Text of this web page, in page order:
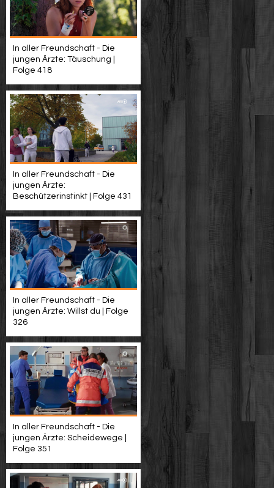
In aller Freundschaft - Die
jungen Ärzte: Täuschung |
Folge 418
In aller Freundschaft - Die
jungen Ärzte:
Beschützerinstinkt | Folge 431
In aller Freundschaft - Die
jungen Ärzte: Willst du | Folge
326
In aller Freundschaft - Die
jungen Ärzte: Scheidewege |
Folge 351